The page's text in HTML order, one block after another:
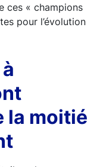
ces « champions
pour l’évolution
la moitié